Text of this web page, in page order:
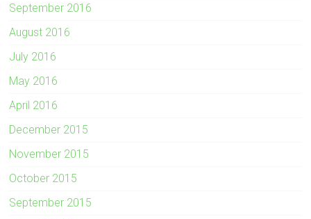
September 2016
August 2016
July 2016
May 2016
April 2016
December 2015
November 2015
October 2015
September 2015